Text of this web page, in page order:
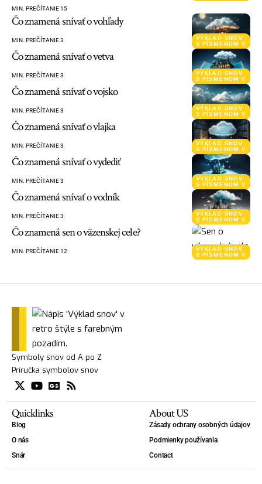
MIN. PREČÍTANIE 15
VÝKLAD SNOV
S PÍSMENOM V
Čo znamená snívať o vohľady
MIN. PREČÍTANIE 3
VÝKLAD SNOV
S PÍSMENOM V
Čo znamená snívať o vetva
MIN. PREČÍTANIE 3
VÝKLAD SNOV
S PÍSMENOM V
Čo znamená snívať o vojsko
MIN. PREČÍTANIE 3
VÝKLAD SNOV
S PÍSMENOM V
Čo znamená snívať o vlajka
MIN. PREČÍTANIE 3
VÝKLAD SNOV
S PÍSMENOM V
Čo znamená snívať o vydediť
MIN. PREČÍTANIE 3
VÝKLAD SNOV
S PÍSMENOM V
Čo znamená snívať o vodník
MIN. PREČÍTANIE 3
VÝKLAD SNOV
S PÍSMENOM V
Čo znamená sen o väzenskej cele?
MIN. PREČÍTANIE 12
Symboly snov od A po Z
Príručka symbolov snov
Quicklinks
Blog
O nás
Snár
About US
Zásady ochrany osobných údajov
Podmienky používania
Contact